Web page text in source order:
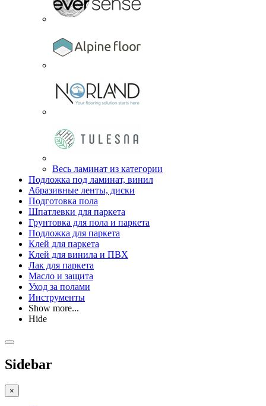
Весь ламинат из категории
Подложка под ламинат, винил
Абразивные ленты, диски
Подготовка пола
Шпатлевки для паркета
Грунтовка для пола и паркета
Подложка для паркета
Клей для паркета
Клей для винила и ПВХ
Лак для паркета
Масло и защита
Уход за полами
Инструменты
Show more...
Hide
Sidebar
×